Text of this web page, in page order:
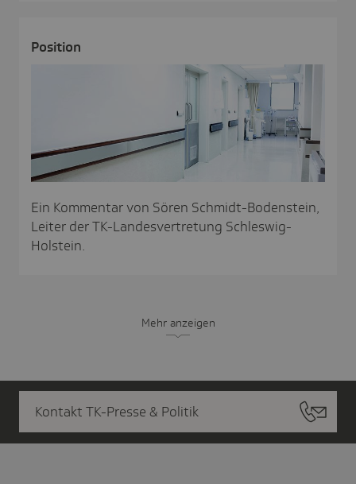
Posi­tion
Ein Kommentar von Sören Schmidt-Bodenstein,
Leiter der TK-Landesvertretung Schleswig-
Holstein.
Mehr anzeigen
Kontakt TK-Presse & Politik